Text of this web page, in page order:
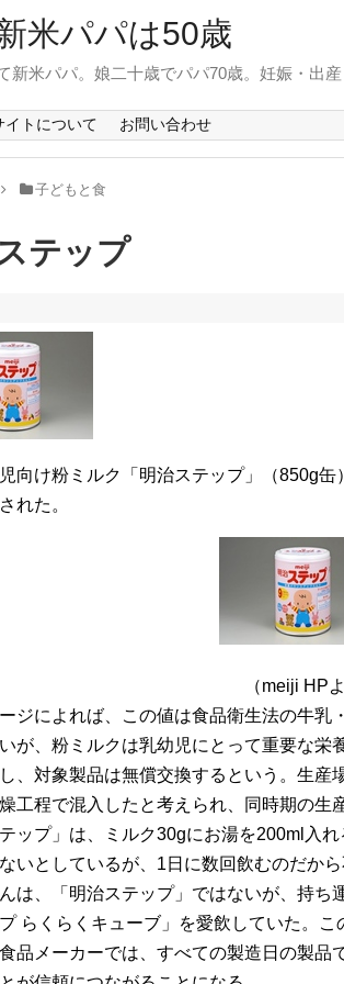
米パパは50歳
新米パパ。娘二十歳でパパ70歳。妊娠・出
イトについて お問い合わせ
子どもと食
テップ
向け粉ミルク「明治ステップ」（850g
れた。
HPより
ジによれば、この値は食品衛生法の牛乳
が、粉ミルクは乳幼児にとって重要な栄
、対象製品は無償交換するという。生産
工程で混入したと考えられ、同時期の生
テップ」は、ミルク30gにお湯を200ml入
いとしているが、1日に数回飲むのだか
は、「明治ステップ」ではないが、持ち
らくらくキューブ」を愛飲していた。
品メーカーでは、すべての製造日の製品